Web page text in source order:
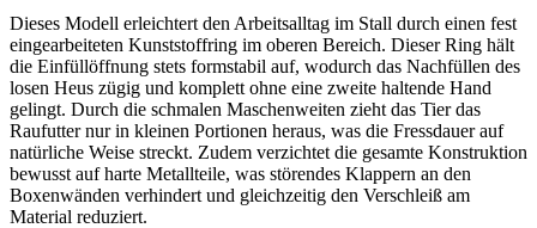
Dieses Modell erleichtert den Arbeitsalltag im Stall durch einen fest
eingearbeiteten Kunststoffring im oberen Bereich. Dieser Ring hält
die Einfüllöffnung stets formstabil auf, wodurch das Nachfüllen des
losen Heus zügig und komplett ohne eine zweite haltende Hand
gelingt. Durch die schmalen Maschenweiten zieht das Tier das
Raufutter nur in kleinen Portionen heraus, was die Fressdauer auf
natürliche Weise streckt. Zudem verzichtet die gesamte Konstruktion
bewusst auf harte Metallteile, was störendes Klappern an den
Boxenwänden verhindert und gleichzeitig den Verschleiß am
Material reduziert.